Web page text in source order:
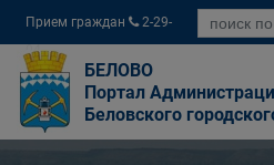
Прием граждан
2-29-
04
БЕЛОВО
Портал
Беловского